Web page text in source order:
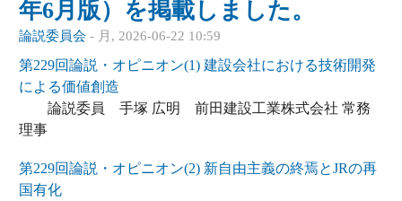
年6月版）を掲載しました。
論説委員会 - 月, 2026-06-22 10:59
第229回論説・オピニオン(1) 建設会社における技術開発
による価値創造
論説委員 手塚 広明 前田建設工業株式会社 常務
理事
第229回論説・オピニオン(2) 新自由主義の終焉とJRの再
国有化